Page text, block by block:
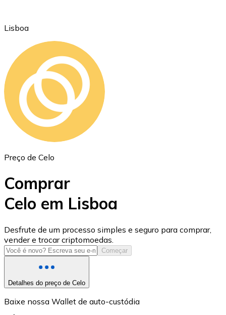
Ethereum
ETH
USD Coin
USDC
Lisboa
Preço de Celo
Comprar
Celo em Lisboa
Desfrute de um processo simples e seguro para comprar,
vender e trocar criptomoedas.
Começar
Detalhes do preço de Celo
Baixe nossa Wallet de auto-custódia